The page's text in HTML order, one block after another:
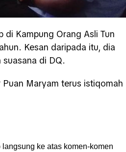
di Kampung Orang Asli Tun
Kesan daripada itu, dia
di DQ.
Maryam terus istiqomah
ke atas komen-komen